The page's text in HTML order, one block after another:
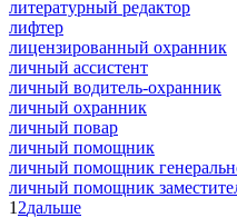
литературный редактор
лифтер
лицензированный охранник
личный ассистент
личный водитель-охранник
личный охранник
личный повар
личный помощник
личный помощник
личный помощник
1 2дальше